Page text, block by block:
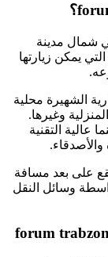
شمال مدينة
يمكن زيارتها
الشهيرة محلية
وغيرها.
عالية التقنية
على بعد مسافة
وسائل النقل